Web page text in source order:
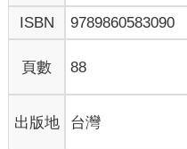
ISBN
9789860583090
頁數 88
出版地 台灣